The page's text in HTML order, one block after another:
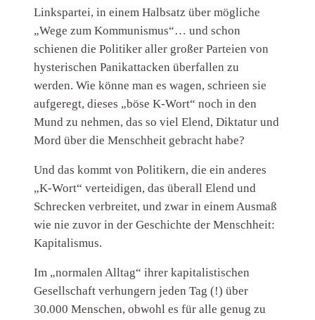
Linkspartei, in einem Halbsatz über mögliche
„Wege zum Kommunismus“… und schon
schienen die Politiker aller großer Parteien von
hysterischen Panikattacken überfallen zu
werden. Wie könne man es wagen, schrieen sie
aufgeregt, dieses „böse K-Wort“ noch in den
Mund zu nehmen, das so viel Elend, Diktatur und
Mord über die Menschheit gebracht habe?
Und das kommt von Politikern, die ein anderes
„K-Wort“ verteidigen, das überall Elend und
Schrecken verbreitet, und zwar in einem Ausmaß
wie nie zuvor in der Geschichte der Menschheit:
Kapitalismus.
Im „normalen Alltag“ ihrer kapitalistischen
Gesellschaft verhungern jeden Tag (!) über
30.000 Menschen, obwohl es für alle genug zu